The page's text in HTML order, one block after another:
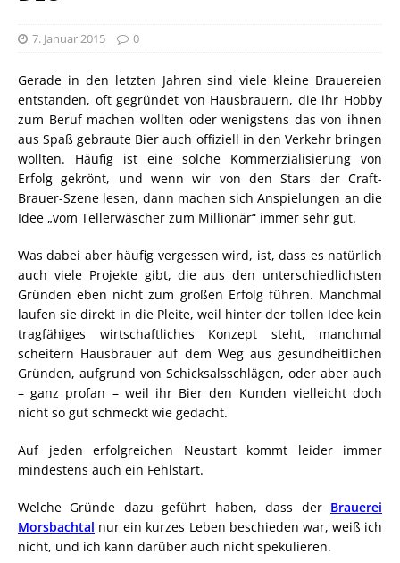
7. Januar 2015 0
Gerade in den letzten Jahren sind viele kleine Brauereien
entstanden, oft gegründet von Hausbrauern, die ihr Hobby
zum Beruf machen wollten oder wenigstens das von ihnen
aus Spaß gebraute Bier auch offiziell in den Verkehr bringen
wollten. Häufig ist eine solche Kommerzialisierung von
Erfolg gekrönt, und wenn wir von den Stars der Craft-
Brauer-Szene lesen, dann machen sich Anspielungen an die
Idee „vom Tellerwäscher zum Millionär“ immer sehr gut.
Was dabei aber häufig vergessen wird, ist, dass es natürlich
auch viele Projekte gibt, die aus den unterschiedlichsten
Gründen eben nicht zum großen Erfolg führen. Manchmal
laufen sie direkt in die Pleite, weil hinter der tollen Idee kein
tragfähiges wirtschaftliches Konzept steht, manchmal
scheitern Hausbrauer auf dem Weg aus gesundheitlichen
Gründen, aufgrund von Schicksalsschlägen, oder aber auch
– ganz profan – weil ihr Bier den Kunden vielleicht doch
nicht so gut schmeckt wie gedacht.
Auf jeden erfolgreichen Neustart kommt leider immer
mindestens auch ein Fehlstart.
Welche Gründe dazu geführt haben, dass der Brauerei
Morsbachtal nur ein kurzes Leben beschieden war, weiß ich
nicht, und ich kann darüber auch nicht spekulieren.